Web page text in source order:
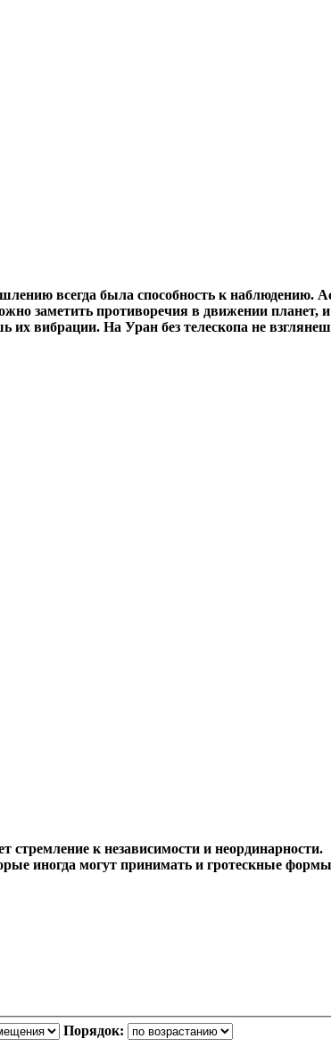
всегда была способность к наблюдению.
заметить противоречия в движении планет,
вибрации. На Уран без телескопа не
стремление к независимости и неординарности.
иногда могут принимать и гротескные
Порядок: